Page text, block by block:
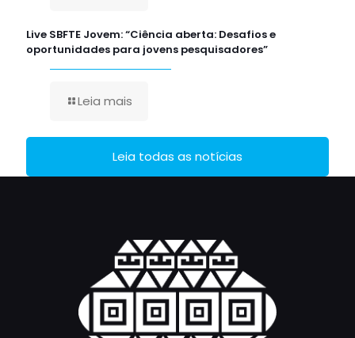
Live SBFTE Jovem: “Ciência aberta: Desafios e
oportunidades para jovens pesquisadores”
Leia mais
Leia todas as notícias